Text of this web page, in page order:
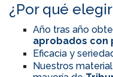
¿Por qué
Año tras año
aprobados con
Eficacia y
Nuestros